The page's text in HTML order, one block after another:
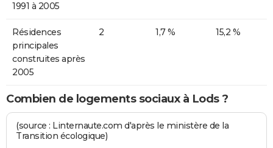
1991 à 2005
Résidences
principales
construites après
2005
2 1,7 % 15,2 %
Combien de logements sociaux à Lods ?
(source : Linternaute.com d'après le ministère de la
Transition écologique)